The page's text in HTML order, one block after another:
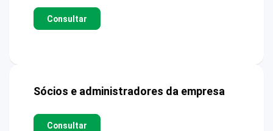
Consultar
Sócios e administradores da empresa
Consultar